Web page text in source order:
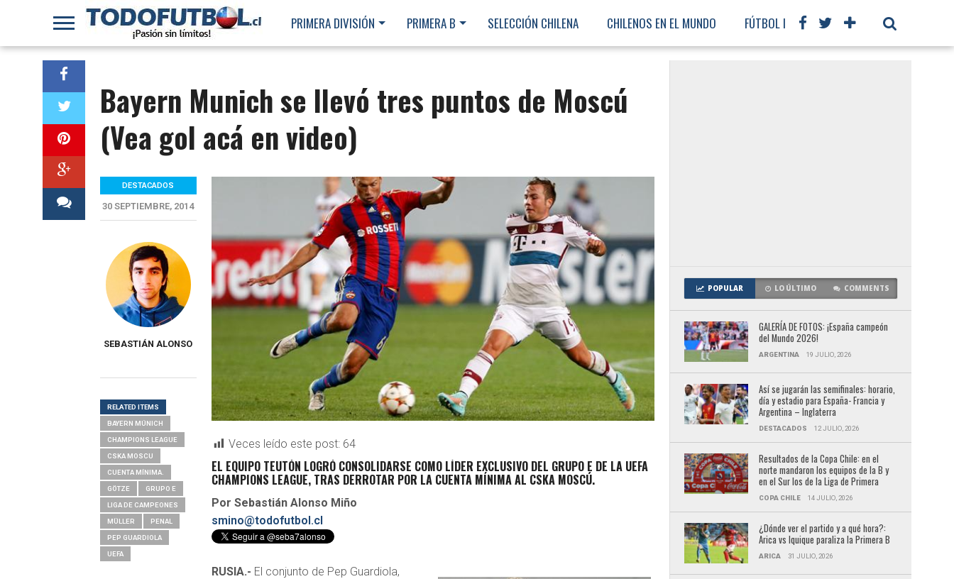
PRIMERA DIVISIÓN PRIMERA B SELECCIÓN CHILENA CHILENOS EN EL MUNDO FÚTBOL INTERNACIONAL
Bayern Munich se llevó tres puntos de Moscú
(Vea gol acá en video)
Veces leído este post: 64
EL EQUIPO TEUTÓN LOGRÓ CONSOLIDARSE COMO LÍDER EXCLUSIVO DEL GRUPO E DE LA UEFA
CHAMPIONS LEAGUE, TRAS DERROTAR POR LA CUENTA MÍNIMA AL CSKA MOSCÚ.
Por Sebastián Alonso Miño
smino@todofutbol.cl
RUSIA.- El conjunto de Pep Guardiola,
DESTACADOS
30 SEPTIEMBRE, 2014
SEBASTIÁN ALONSO
RELATED ITEMS
BAYERN MÚNICH
CHAMPIONS LEAGUE
CSKA MOSCU
CUENTA MÍNIMA.
GÖTZE GRUPO E
LIGA DE CAMPEONES
MÜLLER PENAL
PEP GUARDIOLA
UEFA
POPULAR LO ÚLTIMO COMMENTS
GALERÍA DE FOTOS: ¡España campeón
del Mundo 2026!
ARGENTINA 19 JULIO, 2026
Así se jugarán las semifinales: horario,
día y estadio para España- Francia y
Argentina – Inglaterra
DESTACADOS 12 JULIO, 2026
Resultados de la Copa Chile: en el
norte mandaron los equipos de la B y
en el Sur los de la Liga de Primera
COPA CHILE 14 JULIO, 2026
¿Dónde ver el partido y a qué hora?:
Arica vs Iquique paraliza la Primera B
ARICA 31 JULIO, 2026